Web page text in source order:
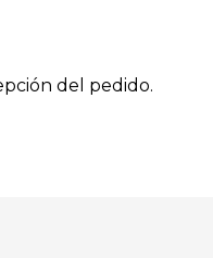
del pedido.